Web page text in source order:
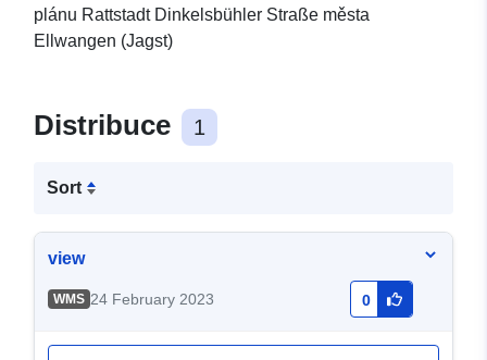
plánu Rattstadt Dinkelsbühler Straße města
Ellwangen (Jagst)
Distribuce 1
Sort
view
WMS 24 February 2023 0